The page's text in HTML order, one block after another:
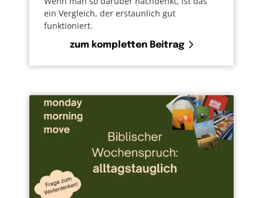
ein Vergleich, der erstaunlich gut
funktioniert.
zum kompletten Beitrag